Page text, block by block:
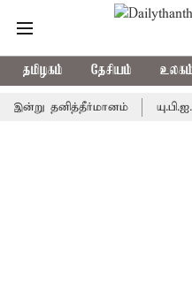
தமிழகம் தேசியம் உலகம்
தனித்தீர்மானம் யு.பி.ஐ.